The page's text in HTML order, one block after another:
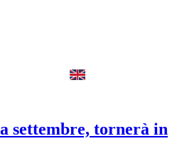
settembre, tornerà in